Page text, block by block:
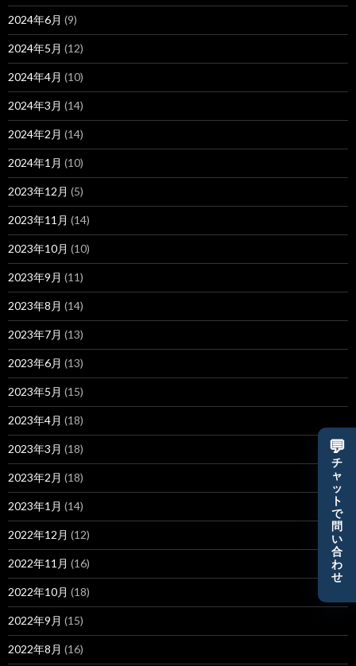
2024年6月 (9)
2024年5月 (12)
2024年4月 (10)
2024年3月 (14)
2024年2月 (14)
2024年1月 (10)
2023年12月 (5)
2023年11月 (14)
2023年10月 (10)
2023年9月 (11)
2023年8月 (14)
2023年7月 (13)
2023年6月 (13)
2023年5月 (15)
2023年4月 (18)
2023年3月 (18)
2023年2月 (18)
2023年1月 (14)
2022年12月 (12)
2022年11月 (16)
2022年10月 (18)
2022年9月 (15)
2022年8月 (16)
💬
チ
ャ
ッ
ト
で
問
い
合
わ
せ